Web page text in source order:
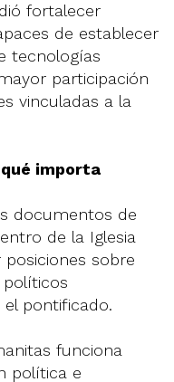
fortalecer
de establecer
tecnologías
participación
vinculadas a la
importa
documentos de
de la Iglesia
posiciones sobre
pontificado.
funciona
política e